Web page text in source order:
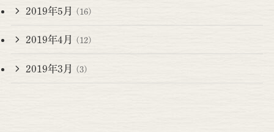
2019年5月 (16)
2019年4月 (12)
2019年3月 (3)